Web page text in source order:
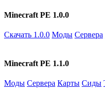
Minecraft PE 1.0.0
Скачать 1.0.0 Моды Сервера
Minecraft PE 1.1.0
Моды Сервера Карты Сиды